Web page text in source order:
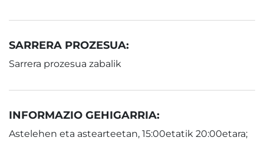
SARRERA PROZESUA:
Sarrera prozesua zabalik
INFORMAZIO GEHIGARRIA:
Astelehen eta astearteetan, 15:00etatik 20:00etara;